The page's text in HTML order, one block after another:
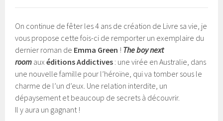
On continue de fêter les 4 ans de création de Livre sa vie, je
vous propose cette fois-ci de remporter un exemplaire du
dernier roman de Emma Green ! The boy next
room auxéditions Addictives : une virée en Australie, dans
une nouvelle famille pour l’héroïne, qui va tomber sous le
charme de l’un d’eux. Une relation interdite, un
dépaysement et beaucoup de secrets à découvrir.
Il y aura un gagnant !